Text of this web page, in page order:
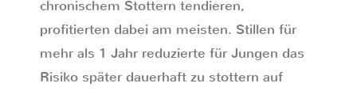
chronischem Stottern tendieren,
profitierten dabei am meisten. Stillen für
mehr als 1 Jahr reduzierte für Jungen das
Risiko später dauerhaft zu stottern auf